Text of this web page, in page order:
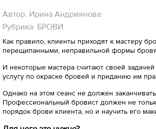
Автор: Ирина Андриянова
Рубрика: БРОВИ
Как правило, клиенты приходят к мастеру
перещипанными, неправильной формы
И некоторые мастера считают своей задачей
услугу по окраске бровей и приданию им
Однако на этом сеанс не должен
Профессиональный бровист должен не
порядок брови клиента, но и научить его